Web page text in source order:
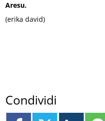
Aresu.
(erika david)
Condividi